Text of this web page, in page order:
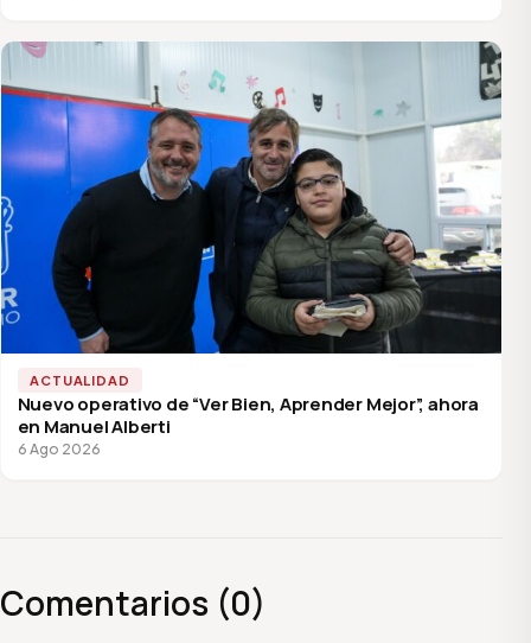
ACTUALIDAD
Nuevo operativo de “Ver Bien, Aprender Mejor”, ahora
en Manuel Alberti
6 Ago 2026
Comentarios (0)